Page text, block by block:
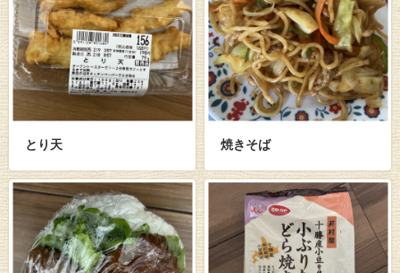
とり天 焼きそば